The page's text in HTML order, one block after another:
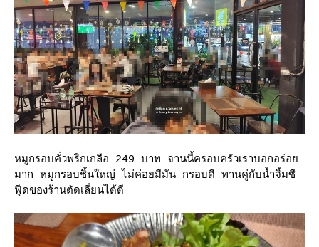
หมูกรอบคั่วพริกเกลือ 249 บาท จานนี้ครอบครัวเราบอกอร่อ
มาก หมูกรอบชิ้นใหญ่ ไม่ค่อยมีมัน กรอบดี ทานคู่กับน้ำจิ้มซี
ฟูีดของร้านตัดเลี่ยนได้ดี